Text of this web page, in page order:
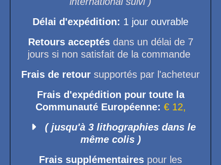
Délai d'expédition: 1 jour ouvrable
Retours acceptésdans un délai de 7
jours si non satisfait de la commande
Frais de retour supportés par l'acheteur
Frais d'expédition pour toute la
Communauté Européenne: € 12,
 ( jusqu'à 3 lithographies dans le
même colis )
Frais supplémentaires pour les